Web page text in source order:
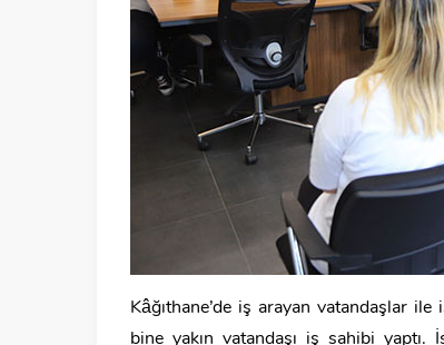
Kâğıthane’de iş arayan vatandaşlar
bine yakın vatandaşı iş sahibi yaptı.